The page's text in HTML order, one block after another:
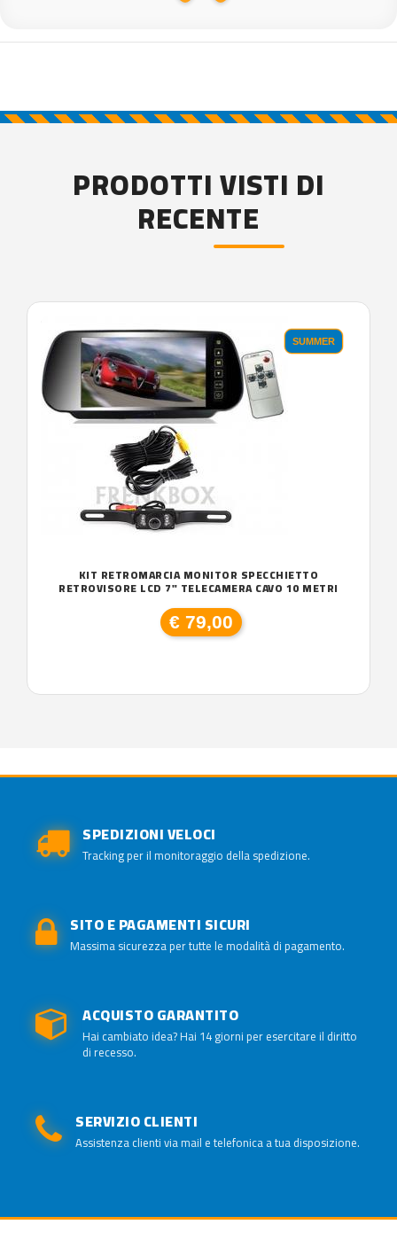
PRODOTTI VISTI DI
RECENTE
SUMMER
KIT RETROMARCIA MONITOR SPECCHIETTO
RETROVISORE LCD 7" TELECAMERA CAVO 10 METRI
€ 79,00
SPEDIZIONI VELOCI
Tracking per il monitoraggio della spedizione.
SITO E PAGAMENTI SICURI
Massima sicurezza per tutte le modalità di pagamento.
ACQUISTO GARANTITO
Hai cambiato idea? Hai 14 giorni per esercitare il diritto
di recesso.
SERVIZIO CLIENTI
Assistenza clienti via mail e telefonica a tua disposizione.